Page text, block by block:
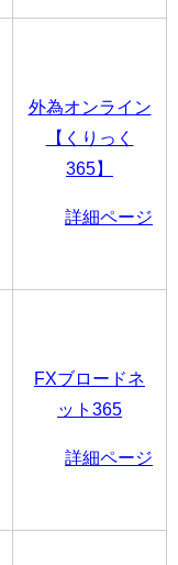
外為オンライン
【くりっく
365】
詳細ページ
FXブロードネ
ット365
詳細ページ